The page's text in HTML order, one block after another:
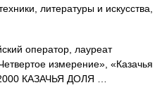
литературы и искусства,
оператор, лауреат
измерение», «Казачья
КАЗАЧЬЯ ДОЛЯ …